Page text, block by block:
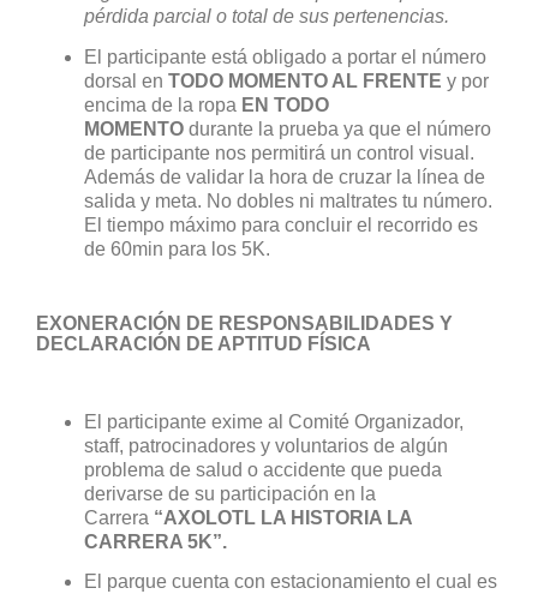
pérdida parcial o total de sus pertenencias.
El participante está obligado a portar el número
dorsal en TODO MOMENTO AL FRENTE y por
encima de la ropa EN TODO
MOMENTO durante la prueba ya que el número
de participante nos permitirá un control visual.
Además de validar la hora de cruzar la línea de
salida y meta. No dobles ni maltrates tu número.
El tiempo máximo para concluir el recorrido es
de 60min para los 5K.
EXONERACIÓN DE RESPONSABILIDADES Y
DECLARACIÓN DE APTITUD FÍSICA
El participante exime al Comité Organizador,
staff, patrocinadores y voluntarios de algún
problema de salud o accidente que pueda
derivarse de su participación en la
Carrera “AXOLOTL LA HISTORIA LA
CARRERA 5K”.
El parque cuenta con estacionamiento el cual es